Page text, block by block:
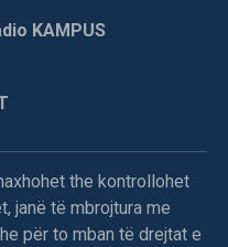
KAMPUS
the kontrollohet
janë të mbrojtura me
për to mban të drejtat e